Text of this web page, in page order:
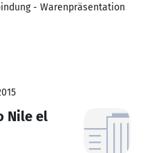
- Warenpräsentation
Nile el